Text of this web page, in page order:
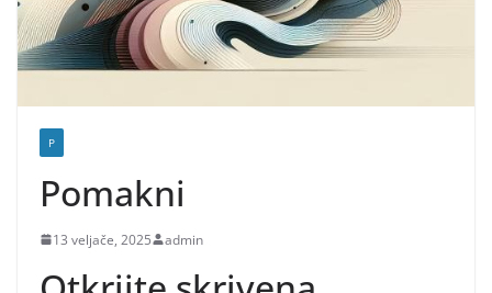
P
Pomakni
13 veljače, 2025 admin